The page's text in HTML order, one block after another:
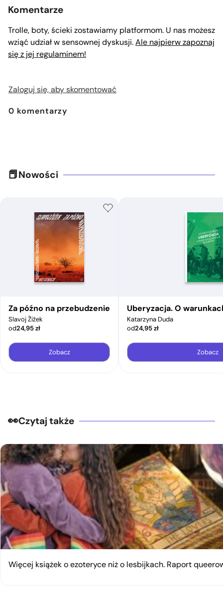
Komentarze
Trolle, boty, ścieki zostawiamy platformom. U nas możesz
wziąć udział w sensownej dyskusji.Ale najpierw zapoznaj
się z jej regulaminem!
Zaloguj się, aby skomentować
0 komentarzy
Nowości
Za późno na przebudzenie
Slavoj Žižek
od24,95zł
Zobacz
Uberyzacja. O
Katarzyna Duda
od24,95zł
Zobacz
Czytaj także
Więcej książek o ezoteryce niż o lesbijkach. Raport